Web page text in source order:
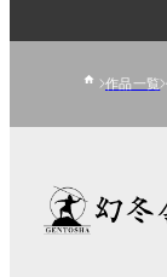
作品一覧